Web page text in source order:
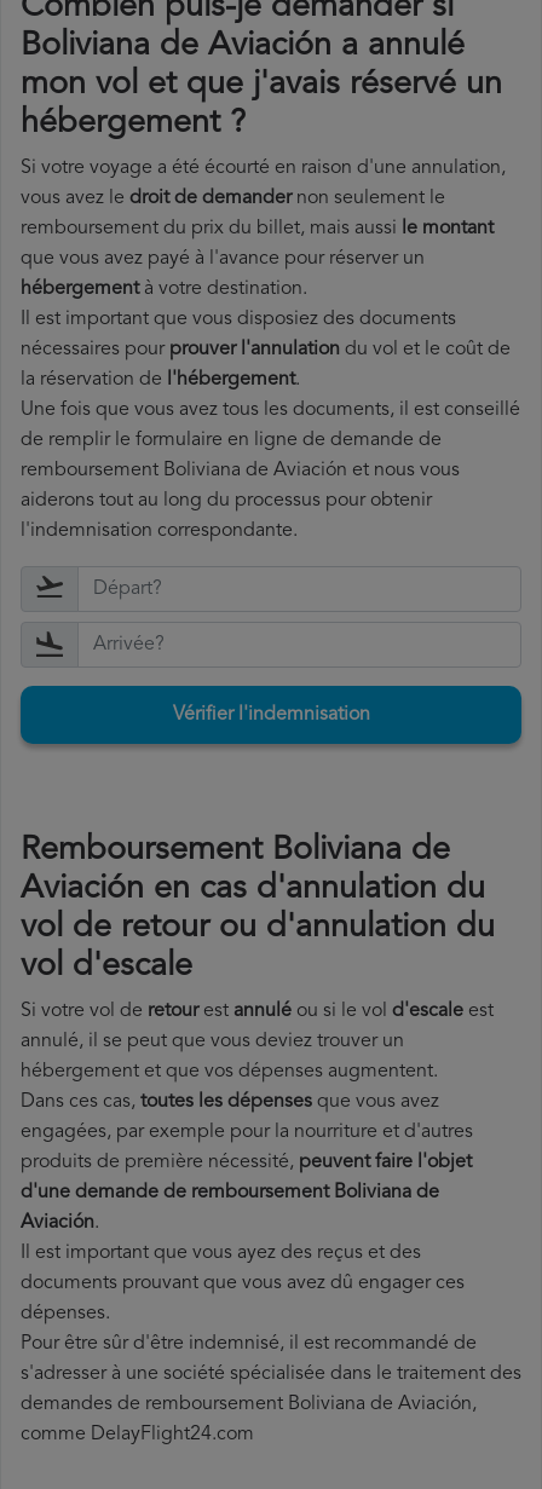
Combien puis-je demander si
Boliviana de Aviación a annulé
mon vol et que j'avais réservé un
hébergement ?
Si votre voyage a été écourté en raison d'une annulation,
vous avez le droit de demandernon seulement le
remboursement du prix du billet, mais aussi le montant
que vous avez payé à l'avance pour réserver un
hébergementà votre destination.
Il est important que vous disposiez des documents
nécessaires pour prouver l'annulation du vol et le coût de
la réservation de l'hébergement.
Une fois que vous avez tous les documents, il est conseillé
de remplir le formulaire en ligne de demande de
remboursement Boliviana de Aviación et nous vous
aiderons tout au long du processus pour obtenir
l'indemnisation correspondante.
Vérifier l'indemnisation
Remboursement Boliviana de
Aviación en cas d'annulation du
vol de retour ou d'annulation du
vol d'escale
Si votre vol de retourest annulé ou si le vol d'escale est
annulé, il se peut que vous deviez trouver un
hébergement et que vos dépenses augmentent.
Dans ces cas, toutes les dépenses que vous avez
engagées, par exemple pour la nourriture et d'autres
produits de première nécessité, peuvent faire l'objet
d'une demande de remboursement Boliviana de
Aviación.
Il est important que vous ayez des reçus et des
documents prouvant que vous avez dû engager ces
dépenses.
Pour être sûr d'être indemnisé, il est recommandé de
s'adresser à une société spécialisée dans le traitement des
demandes de remboursement Boliviana de Aviación,
comme DelayFlight24.com